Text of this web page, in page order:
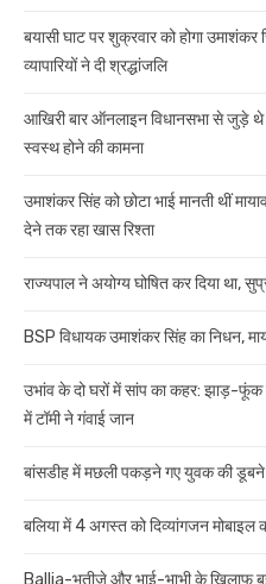
बयासी घाट पर शुक्रवार को होगा
व्यापारियों ने दी श्रद्धांजलि
आखिरी बार ऑनलाइन विधानसभा से जुड़े
स्वस्थ होने की कामना
उमाशंकर सिंह को छोटा भाई मानती थीं
देने तक रहा खास रिश्ता
राज्यपाल ने अयोग्य घोषित कर दिया था,
BSP विधायक उमाशंकर सिंह का निधन,
उभांव के दो घरों में सांप का कहर: झाड़-फूंक
में टॉमी ने गंवाई जान
बांसडीह में मछली पकड़ने गए युवक की
बलिया में 4 अगस्त को दिव्यांगजन मोबाइल
Ballia-भतीजे और भाई-भाभी के खिलाफ